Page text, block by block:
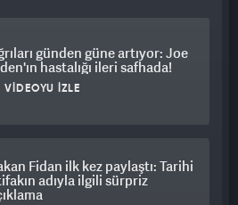
günden güne artıyor: Joe
hastalığı ileri safhada!
VIDEOYU İZLE
Fidan ilk kez paylaştı: Tarihi
adıyla ilgili sürpriz